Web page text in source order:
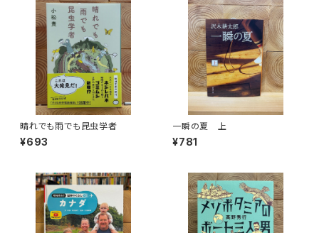
晴れでも雨でも昆虫学者
¥693
一瞬の夏 上
¥781